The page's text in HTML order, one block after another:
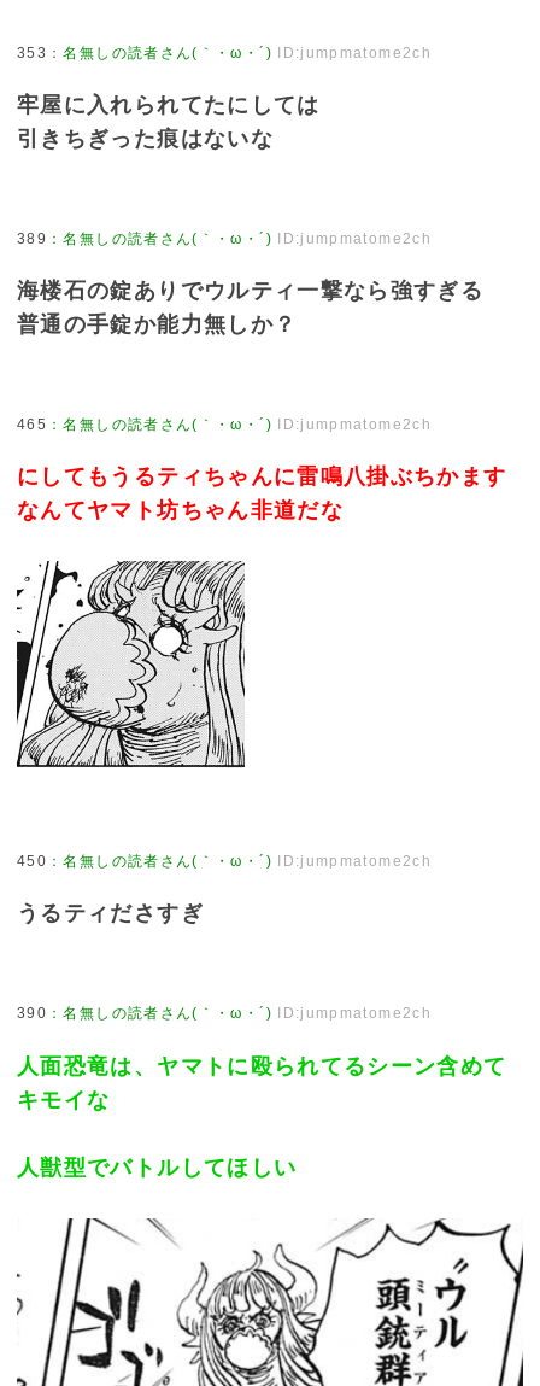
353 ：名無しの読者さん(｀・ω・´) ID:jumpmatome2ch
牢屋に入れられてたにしては
引きちぎった痕はないな
389 ：名無しの読者さん(｀・ω・´) ID:jumpmatome2ch
海楼石の錠ありでウルティ一撃なら強すぎる
普通の手錠か能力無しか？
465 ：名無しの読者さん(｀・ω・´) ID:jumpmatome2ch
にしてもうるティちゃんに雷鳴八掛ぶちかます
なんてヤマト坊ちゃん非道だな
450 ：名無しの読者さん(｀・ω・´) ID:jumpmatome2ch
うるティださすぎ
390 ：名無しの読者さん(｀・ω・´) ID:jumpmatome2ch
人面恐竜は、ヤマトに殴られてるシーン含めて
キモイな
人獣型でバトルしてほしい